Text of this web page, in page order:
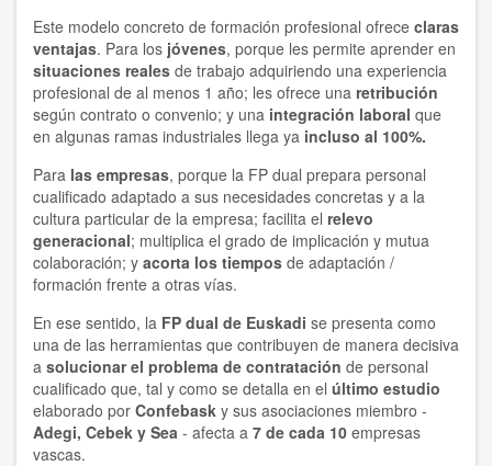
Este modelo concreto de formación profesional ofrece claras
ventajas. Para los jóvenes, porque les permite aprender en
situaciones reales de trabajo adquiriendo una experiencia
profesional de al menos 1 año; les ofrece una retribución
según contrato o convenio; y una integración laboral que
en algunas ramas industriales llega ya incluso al 100%.
Para las empresas, porque la FP dual prepara personal
cualificado adaptado a sus necesidades concretas y a la
cultura particular de la empresa; facilita el relevo
generacional; multiplica el grado de implicación y mutua
colaboración; y acorta los tiempos de adaptación /
formación frente a otras vías.
En ese sentido, la FP dual de Euskadi se presenta como
una de las herramientas que contribuyen de manera decisiva
a solucionar el problema de contratación de personal
cualificado que, tal y como se detalla en el último estudio
elaborado por Confebask y sus asociaciones miembro -
Adegi, Cebek y Sea - afecta a 7 de cada 10 empresas
vascas.